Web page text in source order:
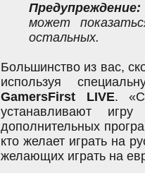
Предупреждение:
может
остальных.
Большинство из вас,
используя
GamersFirst LIVE.
устанавливают
дополнительных
кто желает играть на
желающих играть на